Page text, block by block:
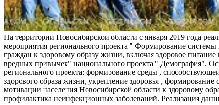
На территории Новосибирской области с января 2019 года
мероприятия регионального проекта " Формирование
граждан к здоровому образу жизни, включая здоровое питание
вредных привычек" национального проекта " Демография".
регионального проекта: формирование среды ,
здорового образа жизни, укрепление здоровья , формирование
мотивации населения Новосибирской области к здоровому
профилактика неинфекционных заболеваний. Реализация